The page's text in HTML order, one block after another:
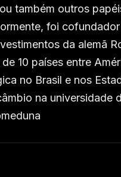
também outros
foi
da alemã
10 países entre
no Brasil e nos
na universidade